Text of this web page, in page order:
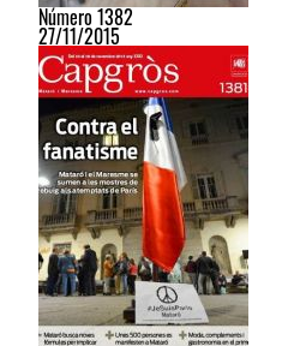
Número 1382
27/11/2015